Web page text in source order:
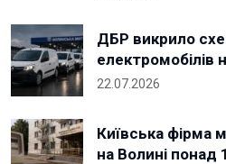
ДБР викрило
електромобілів
22.07.2026
Київська фірма
на Волині понад